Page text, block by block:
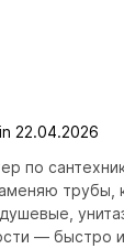
22.04.2026
по
трубы,
— быстро и